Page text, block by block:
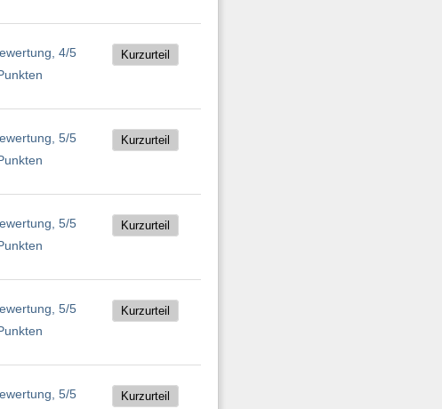
Kurzurteil
Kurzurteil
Kurzurteil
Kurzurteil
Kurzurteil